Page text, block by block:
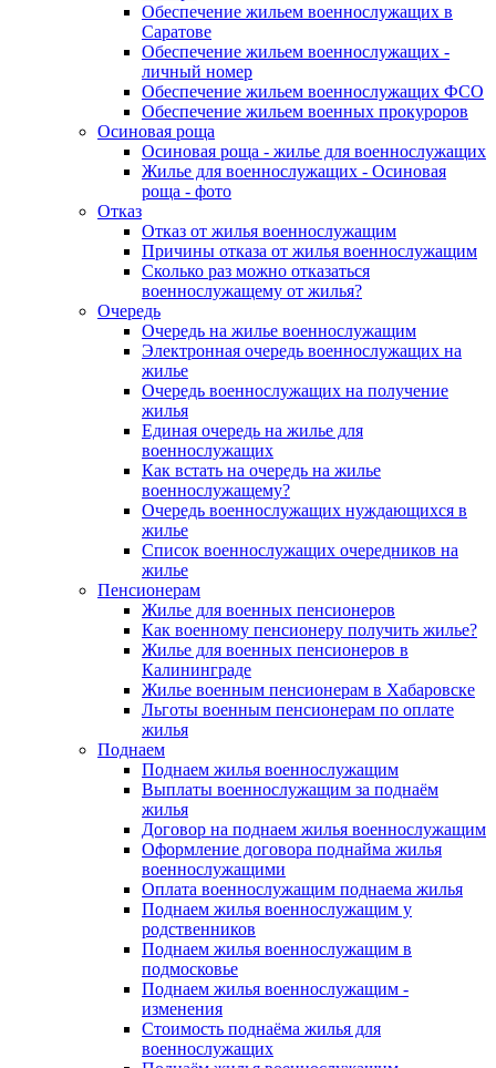
Обеспечение жильем военнослужащих в
Саратове
Обеспечение жильем военнослужащих -
личный номер
Обеспечение жильем военнослужащих ФСО
Обеспечение жильем военных прокуроров
Осиновая роща
Осиновая роща - жилье для военнослужащих
Жилье для военнослужащих - Осиновая
роща - фото
Отказ
Отказ от жилья военнослужащим
Причины отказа от жилья военнослужащим
Сколько раз можно отказаться
военнослужащему от жилья?
Очередь
Очередь на жилье военнослужащим
Электронная очередь военнослужащих на
жилье
Очередь военнослужащих на получение
жилья
Единая очередь на жилье для
военнослужащих
Как встать на очередь на жилье
военнослужащему?
Очередь военнослужащих нуждающихся в
жилье
Список военнослужащих очередников на
жилье
Пенсионерам
Жилье для военных пенсионеров
Как военному пенсионеру получить жилье?
Жилье для военных пенсионеров в
Калининграде
Жилье военным пенсионерам в Хабаровске
Льготы военным пенсионерам по оплате
жилья
Поднаем
Поднаем жилья военнослужащим
Выплаты военнослужащим за поднаём
жилья
Договор на поднаем жилья военнослужащим
Оформление договора поднайма жилья
военнослужащими
Оплата военнослужащим поднаема жилья
Поднаем жилья военнослужащим у
родственников
Поднаем жилья военнослужащим в
подмосковье
Поднаем жилья военнослужащим -
изменения
Стоимость поднаёма жилья для
военнослужащих